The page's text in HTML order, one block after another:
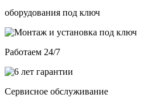
оборудования под ключ
Работаем 24/7
Сервисное обслуживание